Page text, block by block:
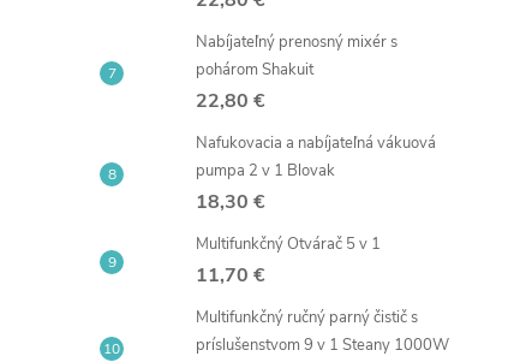
Nabíjateľný prenosný mixér s
pohárom Shakuit
22,80 €
Nafukovacia a nabíjateľná vákuová
pumpa 2 v 1 Blovak
18,30 €
Multifunkčný Otvárač 5 v 1
11,70 €
Multifunkčný ručný parný čistič s
príslušenstvom 9 v 1 Steany 1000W